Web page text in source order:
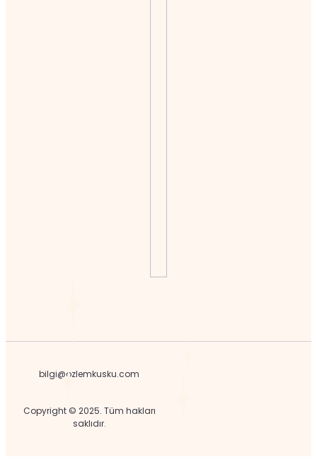
bilgi@ozlemkusku.com
Copyright © 2025. Tüm hakları
saklıdır.